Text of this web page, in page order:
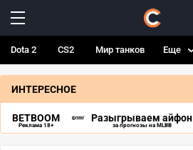
Dota 2 CS2 Мир танков Еще
ИНТЕРЕСНОЕ
BETBOOM
Реклама 18+
Разыгрываем айфон
за прогнозы на MLBB